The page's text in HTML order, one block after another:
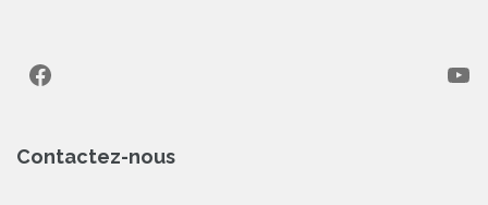
Contactez-nous